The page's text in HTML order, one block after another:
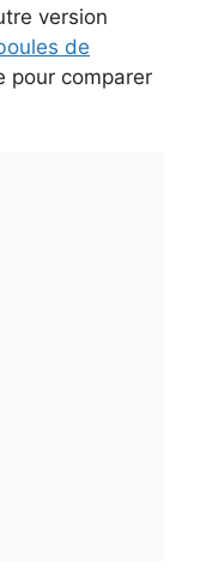
version
de
pour comparer